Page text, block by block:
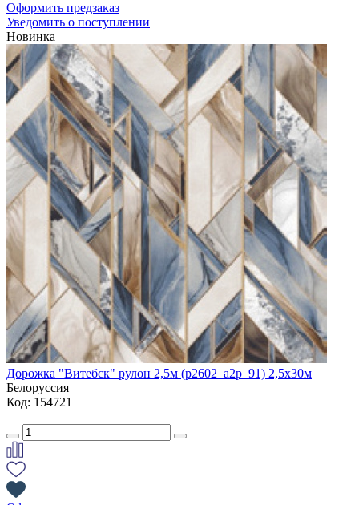
Оформить предзаказ
Уведомить о поступлении
Новинка
Дорожка "Витебск" рулон 2,5м (p2602_a2p_91) 2,5х30м
Белоруссия
Код: 154721